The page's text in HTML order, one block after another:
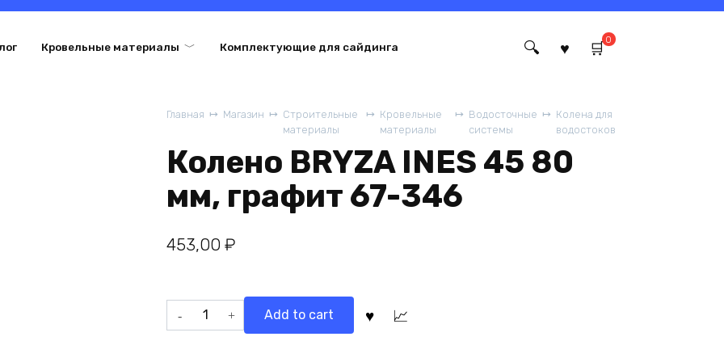
Кровельные материалы Комплектующие для сайдинга
0
Главная Магазин
Строительные
материалы
Кровельные
материалы
Водосточные
системы
Колена для
водостоков
Колено BRYZA INES 45 80
мм, графит 67-346
453,00 ₽
Колено
BRYZA
Add to cart